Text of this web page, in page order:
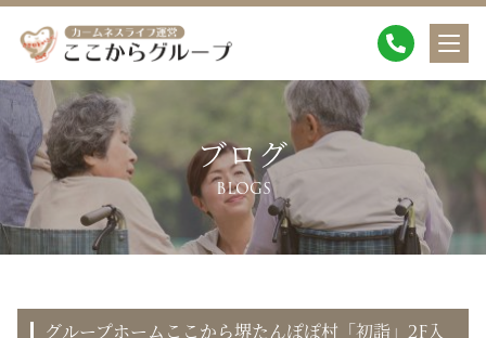
ブログ
BLOGS
グループホームここから堺たんぽぽ村「初詣」2F入